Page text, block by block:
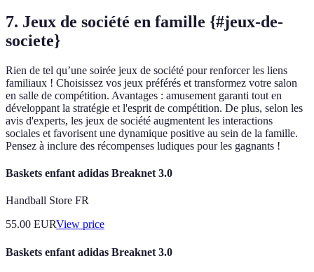
7. Jeux de société en famille {#jeux-de-
societe}
Rien de tel qu’une soirée jeux de société pour renforcer les liens
familiaux ! Choisissez vos jeux préférés et transformez votre salon
en salle de compétition. Avantages : amusement garanti tout en
développant la stratégie et l'esprit de compétition. De plus, selon les
avis d'experts, les jeux de société augmentent les interactions
sociales et favorisent une dynamique positive au sein de la famille.
Pensez à inclure des récompenses ludiques pour les gagnants !
Baskets enfant adidas Breaknet 3.0
Handball Store FR
55.00 EURView price
Baskets enfant adidas Breaknet 3.0